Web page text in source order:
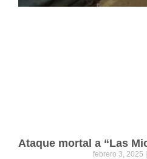
Ataque mortal a “Las
febrero 3, 2025